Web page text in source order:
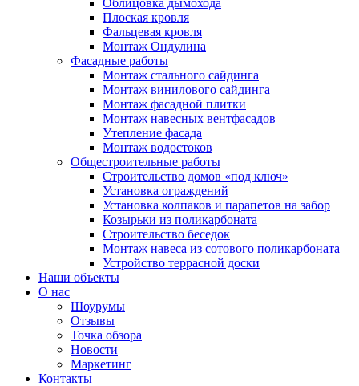
Облицовка дымохода
Плоская кровля
Фальцевая кровля
Монтаж Ондулина
Фасадные работы
Монтаж стального сайдинга
Монтаж винилового сайдинга
Монтаж фасадной плитки
Монтаж навесных вентфасадов
Утепление фасада
Монтаж водостоков
Общестроительные работы
Строительство домов «под ключ»
Установка ограждений
Установка колпаков и парапетов на забор
Козырьки из поликарбоната
Строительство беседок
Монтаж навеса из сотового поликарбоната
Устройство террасной доски
Наши объекты
О нас
Шоурумы
Отзывы
Точка обзора
Новости
Маркетинг
Контакты